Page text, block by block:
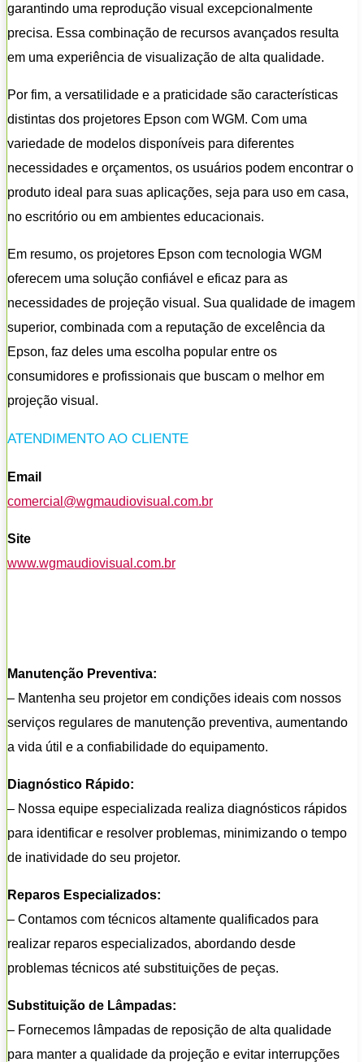
garantindo uma reprodução visual excepcionalmente
precisa. Essa combinação de recursos avançados resulta
em uma experiência de visualização de alta qualidade.
Por fim, a versatilidade e a praticidade são características
distintas dos projetores Epson com WGM. Com uma
variedade de modelos disponíveis para diferentes
necessidades e orçamentos, os usuários podem encontrar o
produto ideal para suas aplicações, seja para uso em casa,
no escritório ou em ambientes educacionais.
Em resumo, os projetores Epson com tecnologia WGM
oferecem uma solução confiável e eficaz para as
necessidades de projeção visual. Sua qualidade de imagem
superior, combinada com a reputação de excelência da
Epson, faz deles uma escolha popular entre os
consumidores e profissionais que buscam o melhor em
projeção visual.
ATENDIMENTO AO CLIENTE
Email
comercial@wgmaudiovisual.com.br
Site
www.wgmaudiovisual.com.br
Manutenção Preventiva:
– Mantenha seu projetor em condições ideais com nossos
serviços regulares de manutenção preventiva, aumentando
a vida útil e a confiabilidade do equipamento.
Diagnóstico Rápido:
– Nossa equipe especializada realiza diagnósticos rápidos
para identificar e resolver problemas, minimizando o tempo
de inatividade do seu projetor.
Reparos Especializados:
– Contamos com técnicos altamente qualificados para
realizar reparos especializados, abordando desde
problemas técnicos até substituições de peças.
Substituição de Lâmpadas:
– Fornecemos lâmpadas de reposição de alta qualidade
para manter a qualidade da projeção e evitar interrupções